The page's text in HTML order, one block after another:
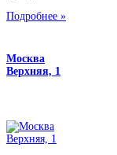
Подробнее »
Москва
Верхняя, 1